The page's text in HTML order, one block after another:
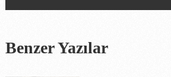
Benzer Yazılar